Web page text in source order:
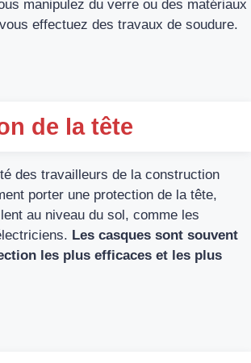
manipulez du verre ou des matériaux
effectuez des travaux de soudure.
de la tête
des travailleurs de la construction
porter une protection de la tête,
au niveau du sol, comme les
Les casques sont souvent
les plus efficaces et les plus